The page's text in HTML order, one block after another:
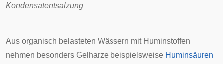
Kondensatentsalzung
Aus organisch belasteten Wässern mit Huminstoffen
nehmen besonders Gelharze beispielsweise Huminsäuren